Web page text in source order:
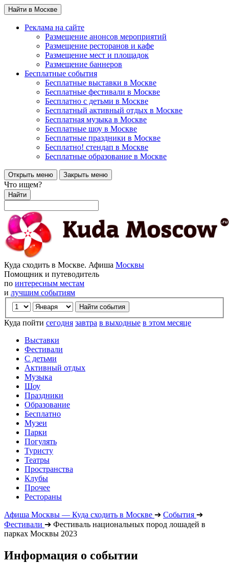
Найти в Москве
Реклама на сайте
Размещение анонсов мероприятий
Размещение ресторанов и кафе
Размещение мест и площадок
Размещение баннеров
Бесплатные события
Бесплатные выставки в Москве
Бесплатные фестивали в Москве
Бесплатно с детьми в Москве
Бесплатный активный отдых в Москве
Бесплатная музыка в Москве
Бесплатные шоу в Москве
Бесплатные праздники в Москве
Бесплатно! стендап в Москве
Бесплатные образование в Москве
Открыть меню Закрыть меню
Что ищем?
Найти
Куда сходить в Москве. Афиша Москвы
Помощник и путеводитель
по интересным местам
и лучшим событиям
Куда пойти сегодня завтра в выходные в этом месяце
Выставки
Фестивали
С детьми
Активный отдых
Музыка
Шоу
Праздники
Образование
Бесплатно
Музеи
Парки
Погулять
Туристу
Театры
Пространства
Клубы
Прочее
Рестораны
Афиша Москвы — Куда сходить в Москве ➔ События ➔
Фестивали ➔ Фестиваль национальных пород лошадей в
парках Москвы 2023
Информация о событии